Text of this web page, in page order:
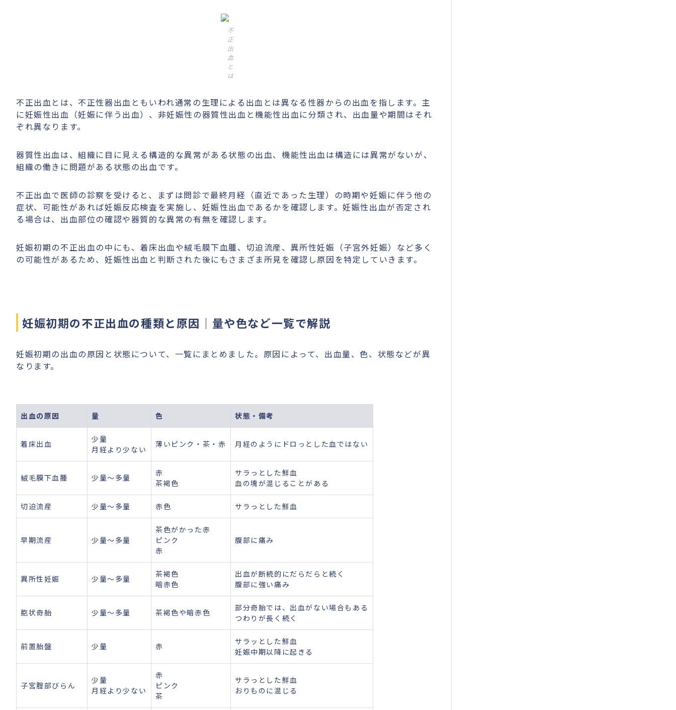
不
正
出
血
と
は
不正出血とは、不正性器出血ともいわれ通常の生理による出血とは異なる性器からの出血を指します。主
に妊娠性出血（妊娠に伴う出血）、非妊娠性の器質性出血と機能性出血に分類され、出血量や期間はそれ
ぞれ異なります。
器質性出血は、組織に目に見える構造的な異常がある状態の出血、機能性出血は構造には異常がないが、
組織の働きに問題がある状態の出血です。
不正出血で医師の診察を受けると、まずは問診で最終月経（直近であった生理）の時期や妊娠に伴う他の
症状、可能性があれば妊娠反応検査を実施し、妊娠性出血であるかを確認します。妊娠性出血が否定され
る場合は、出血部位の確認や器質的な異常の有無を確認します。
妊娠初期の不正出血の中にも、着床出血や絨毛膜下血腫、切迫流産、異所性妊娠（子宮外妊娠）など多く
の可能性があるため、妊娠性出血と判断された後にもさまざま所見を確認し原因を特定していきます。
妊娠初期の不正出血の種類と原因｜量や色など一覧で解説
妊娠初期の出血の原因と状態について、一覧にまとめました。原因によって、出血量、色、状態などが異
なります。
出血の原因 量 色 状態・備考
着床出血
少量
月経より少ない
薄いピンク・茶・赤 月経のようにドロっとした血ではない
絨毛膜下血腫 少量〜多量
赤
茶褐色
サラっとした鮮血
血の塊が混じることがある
切迫流産 少量〜多量 赤色 サラっとした鮮血
早期流産 少量〜多量
茶色がかった赤
ピンク
赤
腹部に痛み
異所性妊娠 少量〜多量
茶褐色
暗赤色
出血が断続的にだらだらと続く
腹部に強い痛み
胞状奇胎 少量〜多量 茶褐色や暗赤色
部分奇胎では、出血がない場合もある
つわりが長く続く
前置胎盤 少量 赤
サラッとした鮮血
妊娠中期以降に起きる
子宮腟部びらん
少量
月経より少ない
赤
ピンク
茶
サラっとした鮮血
おりものに混じる